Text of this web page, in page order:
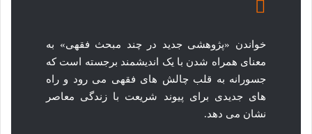
خواندن «پژوهشی جدید در چند مبحث فقهی» به
معنای همراه شدن با یک اندیشمند برجسته است که
جسورانه به قلب چالش های فقهی می رود و راه
های جدیدی برای پیوند شریعت با زندگی معاصر
نشان می دهد.